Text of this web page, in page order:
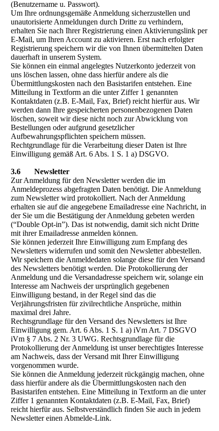
(Benutzername u. Passwort).
Um Ihre ordnungsgemäße Anmeldung sicherzustellen und
unautorisierte Anmeldungen durch Dritte zu verhindern,
erhalten Sie nach Ihrer Registrierung einen Aktivierungslink per
E-Mail, um Ihren Account zu aktivieren. Erst nach erfolgter
Registrierung speichern wir die von Ihnen übermittelten Daten
dauerhaft in unserem System.
Sie können ein einmal angelegtes Nutzerkonto jederzeit von
uns löschen lassen, ohne dass hierfür andere als die
Übermittlungskosten nach den Basistarifen entstehen. Eine
Mitteilung in Textform an die unter Ziffer 1 genannten
Kontaktdaten (z.B. E-Mail, Fax, Brief) reicht hierfür aus. Wir
werden dann Ihre gespeicherten personenbezogenen Daten
löschen, soweit wir diese nicht noch zur Abwicklung von
Bestellungen oder aufgrund gesetzlicher
Aufbewahrungspflichten speichern müssen.
Rechtgrundlage für die Verarbeitung dieser Daten ist Ihre
Einwilligung gemäß Art. 6 Abs. 1 S. 1 a) DSGVO.
3.6 Newsletter
Zur Anmeldung für den Newsletter werden die im
Anmeldeprozess abgefragten Daten benötigt. Die Anmeldung
zum Newsletter wird protokolliert. Nach der Anmeldung
erhalten sie auf die angegebene Emailadresse eine Nachricht, in
der Sie um die Bestätigung der Anmeldung gebeten werden
(“Double Opt-in”). Das ist notwendig, damit sich nicht Dritte
mit ihrer Emailadresse anmelden können.
Sie können jederzeit Ihre Einwilligung zum Empfang des
Newsletters widerrufen und somit den Newsletter abbestellen.
Wir speichern die Anmeldedaten solange diese für den Versand
des Newsletters benötigt werden. Die Protokollierung der
Anmeldung und die Versandadresse speichern wir, solange ein
Interesse am Nachweis der ursprünglich gegebenen
Einwilligung bestand, in der Regel sind das die
Verjährungsfristen für zivilrechtliche Ansprüche, mithin
maximal drei Jahre.
Rechtsgrundlage für den Versand des Newsletters ist Ihre
Einwilligung gem. Art. 6 Abs. 1 S. 1 a) iVm Art. 7 DSGVO
iVm § 7 Abs. 2 Nr. 3 UWG. Rechtsgrundlage für die
Protokollierung der Anmeldung ist unser berechtigtes Interesse
am Nachweis, dass der Versand mit Ihrer Einwilligung
vorgenommen wurde.
Sie können die Anmeldung jederzeit rückgängig machen, ohne
dass hierfür andere als die Übermittlungskosten nach den
Basistarifen entstehen. Eine Mitteilung in Textform an die unter
Ziffer 1 genannten Kontaktdaten (z.B. E-Mail, Fax, Brief)
reicht hierfür aus. Selbstverständlich finden Sie auch in jedem
Newsletter einen Abmelde-Link.